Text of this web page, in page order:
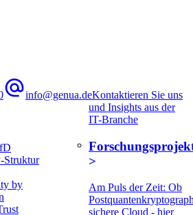
info@genua.deKontaktieren Sie uns
Struktur
by
und Insights aus der
IT-Branche
Am Puls der Zeit: Ob
sichere Cloud - hier